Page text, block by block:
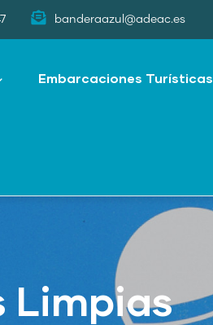
banderaazul@adeac.es
Embarcaciones Turísticas
Limpias